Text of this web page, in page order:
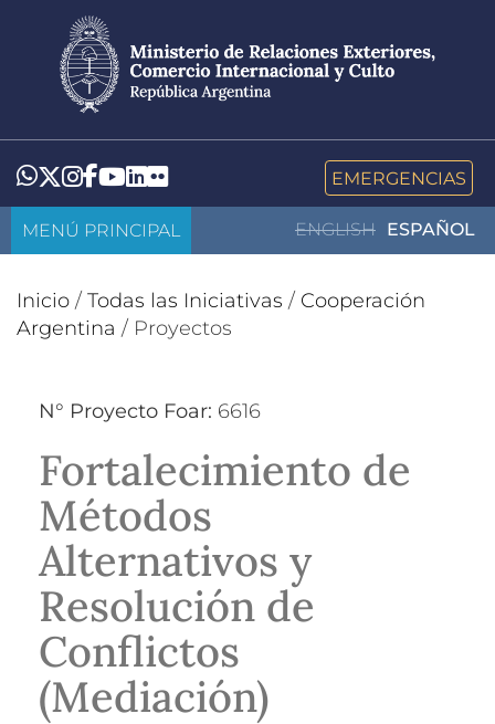
contenido
principal
Whatsapp
Twitter
Instagram
Facebook
YouTube
LinkedIn
Flickr EMERGENCIAS
ENGLISH ESPAÑOL
MENÚ PRINCIPAL
Inicio / Todas las Iniciativas / Cooperación
Argentina / Proyectos
N° Proyecto Foar: 6616
Fortalecimiento de
Métodos
Alternativos y
Resolución de
Conflictos
(Mediación)